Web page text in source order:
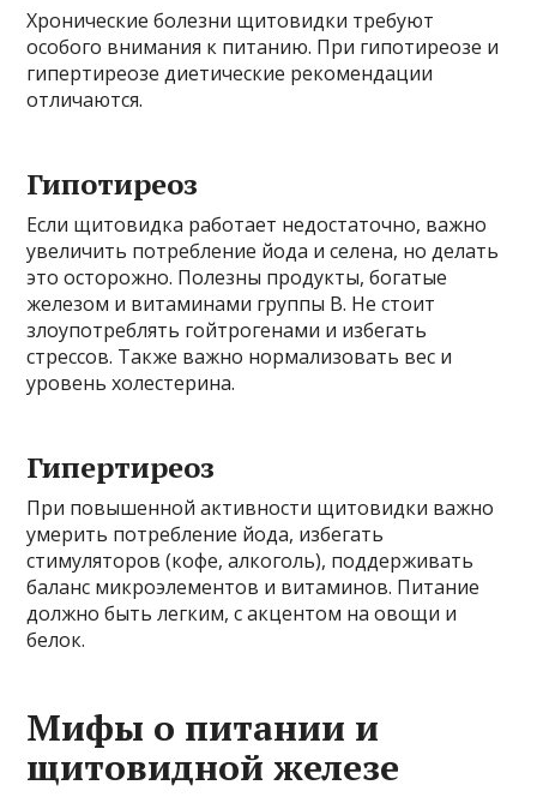
Хронические болезни щитовидки требуют
особого внимания к питанию. При гипотиреозе и
гипертиреозе диетические рекомендации
отличаются.
Гипотиреоз
Если щитовидка работает недостаточно, важно
увеличить потребление йода и селена, но делать
это осторожно. Полезны продукты, богатые
железом и витаминами группы В. Не стоит
злоупотреблять гойтрогенами и избегать
стрессов. Также важно нормализовать вес и
уровень холестерина.
Гипертиреоз
При повышенной активности щитовидки важно
умерить потребление йода, избегать
стимуляторов (кофе, алкоголь), поддерживать
баланс микроэлементов и витаминов. Питание
должно быть легким, с акцентом на овощи и
белок.
Мифы о питании и
щитовидной железе